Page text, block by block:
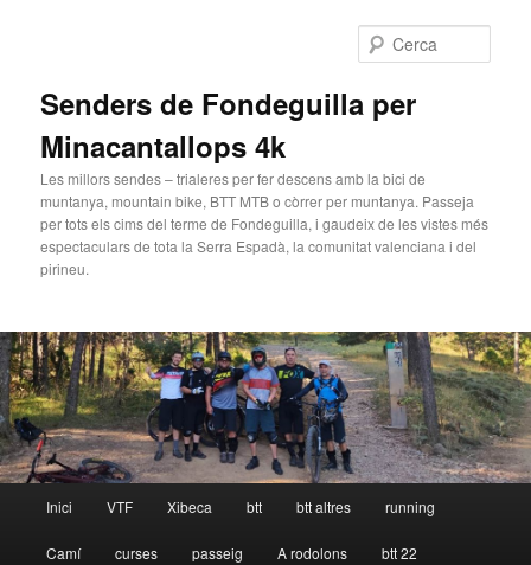
Senders de Fondeguilla per
Minacantallops 4k
Les millors sendes – trialeres per fer descens amb la bici de
muntanya, mountain bike, BTT MTB o còrrer per muntanya. Passeja
per tots els cims del terme de Fondeguilla, i gaudeix de les vistes més
espectaculars de tota la Serra Espadà, la comunitat valenciana i del
pirineu.
Aneu al contingut principal
Aneu al contingut secundari
Inici VTF Xibeca btt btt altres running
Camí curses passeig A rodolons btt 22